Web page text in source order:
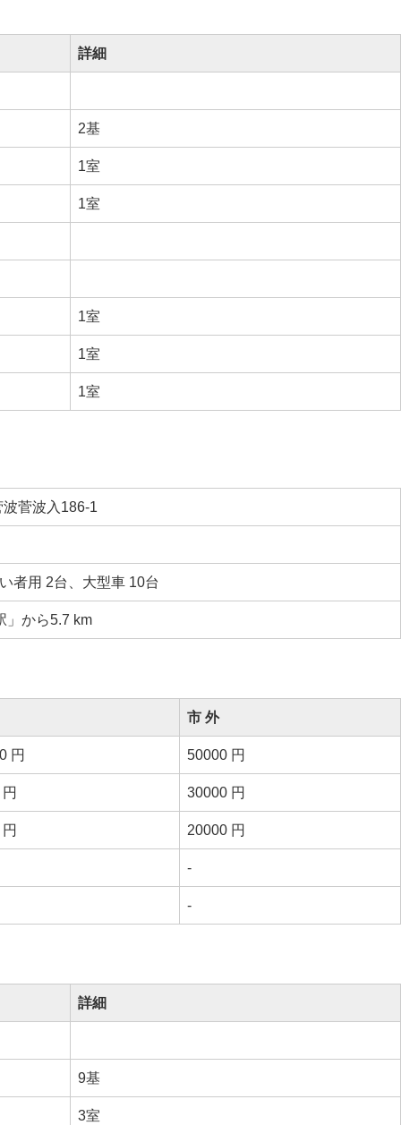
詳細
2基
1室
1室
1室
1室
1室
菅波入186-1
者用 2台、大型車 10台
」から5.7 km
市 外
円 50000 円
30000 円
20000 円
-
-
詳細
9基
3室